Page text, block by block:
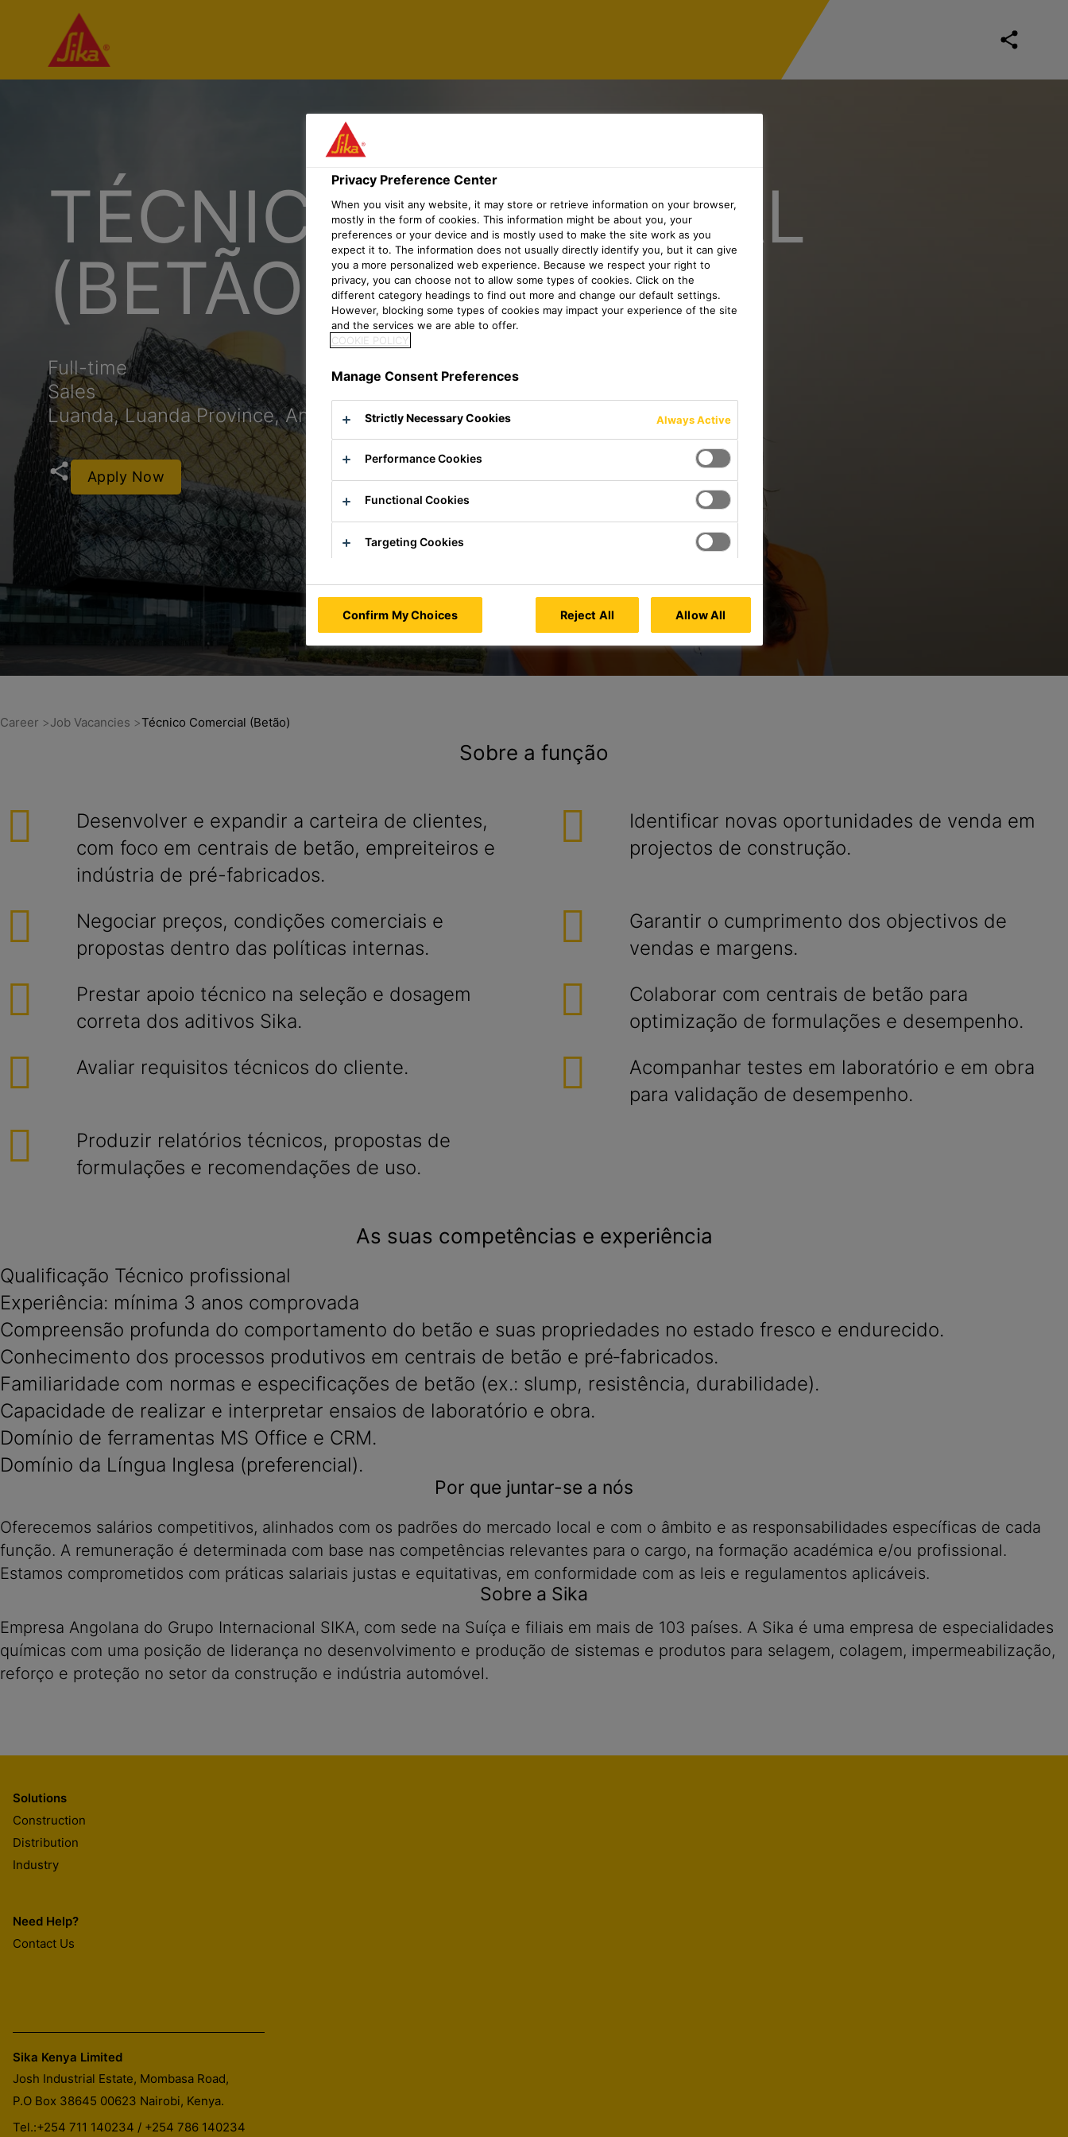
TÉCNICO COMERCIAL
(BETÃO)
Full-time
Sales
Luanda, Luanda Province, Angola
Apply Now
Career Job Vacancies Técnico Comercial (Betão)
Sobre a função
Desenvolver e expandir a carteira de clientes,
com foco em centrais de betão, empreiteiros e
indústria de pré-fabricados.
Identificar novas oportunidades de venda em
projectos de construção.
Negociar preços, condições comerciais e
propostas dentro das políticas internas.
Garantir o cumprimento dos objectivos de
vendas e margens.
Prestar apoio técnico na seleção e dosagem
correta dos aditivos Sika.
Colaborar com centrais de betão para
optimização de formulações e desempenho.
Avaliar requisitos técnicos do cliente.
Acompanhar testes em laboratório e em obra
para validação de desempenho.
Produzir relatórios técnicos, propostas de
formulações e recomendações de uso.
As suas competências e experiência
Qualificação Técnico profissional
Experiência: mínima 3 anos comprovada
Compreensão profunda do comportamento do betão e suas propriedades no estado fresco e endurecido.
Conhecimento dos processos produtivos em centrais de betão e pré‑fabricados.
Familiaridade com normas e especificações de betão (ex.: slump, resistência, durabilidade).
Capacidade de realizar e interpretar ensaios de laboratório e obra.
Domínio de ferramentas MS Office e CRM.
Domínio da Língua Inglesa (preferencial).
Por que juntar-se a nós
Oferecemos salários competitivos, alinhados com os padrões do mercado local e com o âmbito e as responsabilidades específicas de cada
função. A remuneração é determinada com base nas competências relevantes para o cargo, na formação académica e/ou profissional.
Estamos comprometidos com práticas salariais justas e equitativas, em conformidade com as leis e regulamentos aplicáveis.
Sobre a Sika
Empresa Angolana do Grupo Internacional SIKA, com sede na Suíça e filiais em mais de 103 países. A Sika é uma empresa de especialidades
químicas com uma posição de liderança no desenvolvimento e produção de sistemas e produtos para selagem, colagem, impermeabilização,
reforço e proteção no setor da construção e indústria automóvel.
Solutions
Construction
Distribution
Industry
Need Help?
Contact Us
Sika Kenya Limited
Josh Industrial Estate, Mombasa Road,
P.O Box 38645 00623 Nairobi, Kenya.
Tel.:+254 711 140234 / +254 786 140234
Privacy Preference Center
When you visit any website, it may store or retrieve information on your browser,
mostly in the form of cookies. This information might be about you, your
preferences or your device and is mostly used to make the site work as you
expect it to. The information does not usually directly identify you, but it can give
you a more personalized web experience. Because we respect your right to
privacy, you can choose not to allow some types of cookies. Click on the
different category headings to find out more and change our default settings.
However, blocking some types of cookies may impact your experience of the site
and the services we are able to offer.
COOKIE POLICY
Manage Consent Preferences
Strictly Necessary Cookies Always Active
Performance Cookies
Functional Cookies
Targeting Cookies
Confirm My Choices Reject All Allow All